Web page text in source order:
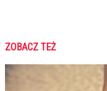
ZOBACZ TEŻ